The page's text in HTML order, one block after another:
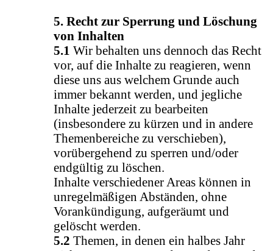
5. Recht zur Sperrung und Löschung
von Inhalten
5.1 Wir behalten uns dennoch das Recht
vor, auf die Inhalte zu reagieren, wenn
diese uns aus welchem Grunde auch
immer bekannt werden, und jegliche
Inhalte jederzeit zu bearbeiten
(insbesondere zu kürzen und in andere
Themenbereiche zu verschieben),
vorübergehend zu sperren und/oder
endgültig zu löschen.
Inhalte verschiedener Areas können in
unregelmäßigen Abständen, ohne
Vorankündigung, aufgeräumt und
gelöscht werden.
5.2 Themen, in denen ein halbes Jahr